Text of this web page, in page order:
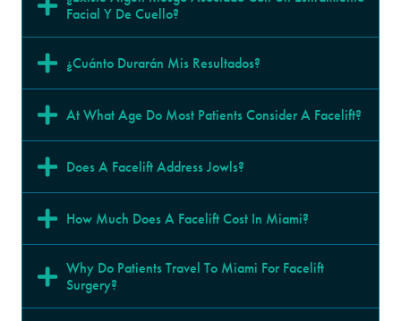
Facial Y De Cuello?
¿Cuánto Durarán Mis Resultados?
At What Age Do Most Patients Consider A Facelift?
Does A Facelift Address Jowls?
How Much Does A Facelift Cost In Miami?
Why Do Patients Travel To Miami For Facelift
Surgery?